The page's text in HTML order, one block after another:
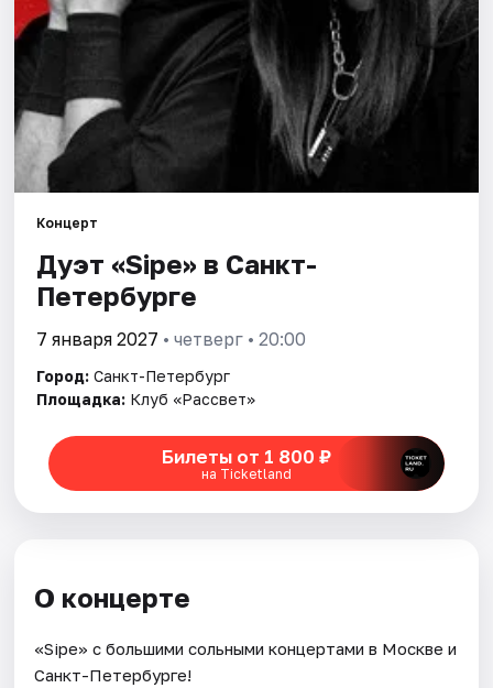
Площадки
Артисты
Концерт
Дуэт «Sipe» в Санкт-
Петербурге
7 января 2027 • четверг • 20:00
Город: Санкт-Петербург
Площадка: Клуб «Рассвет»
Билеты от 1 800 ₽
на Ticketland
О концерте
«Sipe» c большими сольными концертами в Москве и
Санкт-Петербурге!